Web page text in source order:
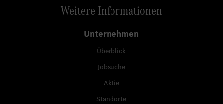
Weitere Informationen
Unternehmen
Überblick
Jobsuche
Aktie
Standorte